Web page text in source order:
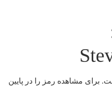
برای مشاهده رمز را در پایین